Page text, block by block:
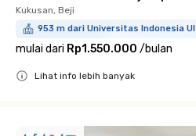
Kukusan, Beji
953 m dari Universitas Indonesia UI
mulai dari Rp1.550.000 /bulan
Lihat info lebih banyak